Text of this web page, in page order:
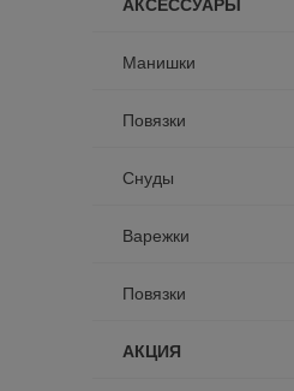
Манишки
Повязки
Снуды
Варежки
Повязки
АКЦИЯ